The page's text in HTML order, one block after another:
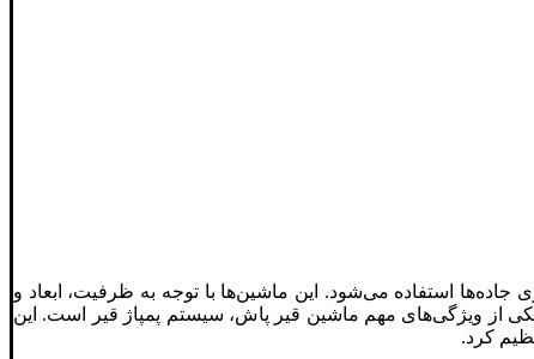
استفاده می‌شود. این ماشین‌ها با توجه به ظرفیت، ابعاد و
یکی از ویژگی‌های مهم ماشین قیر پاش، سیستم پمپاژ قیر است. این
کرد.